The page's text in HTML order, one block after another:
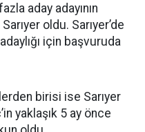
aday adayının
oldu. Sarıyer’de
için başvuruda
birisi ise Sarıyer
yaklaşık 5 ay önce